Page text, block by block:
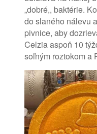
„dobré,, baktérie.
do slaného nálevu
pivnice, aby
Celzia aspoň 10
soľným roztokom a